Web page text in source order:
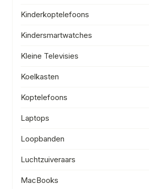
Kinderkoptelefoons
Kindersmartwatches
Kleine Televisies
Koelkasten
Koptelefoons
Laptops
Loopbanden
Luchtzuiveraars
MacBooks